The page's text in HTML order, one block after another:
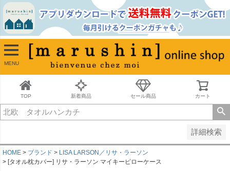
MENU
TOP 新着商品 セール商品 カート
詳細検索
並び順
新着順
古い順
価格が安い順
価格が高い順
キーワードヒット順
HOME ブランド
LISA LARSON／リサ・ラーソン
[タオル枕カバー] リサ・ラーソン マイキーピローケース